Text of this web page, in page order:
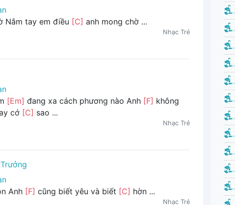
Nắm tay em điều [C] anh mong chờ ...
Nhạc Trẻ
[Em] đang xa cách phương nào Anh [F] không
cớ [C] sao ...
Nhạc Trẻ
Anh [F] cũng biết yêu và biết [C] hờn ...
Nhạc Trẻ